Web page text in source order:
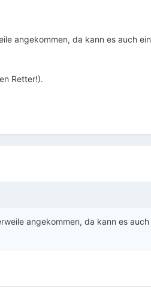
angekommen, da kann es auch
Retter!).
angekommen, da kann es auch